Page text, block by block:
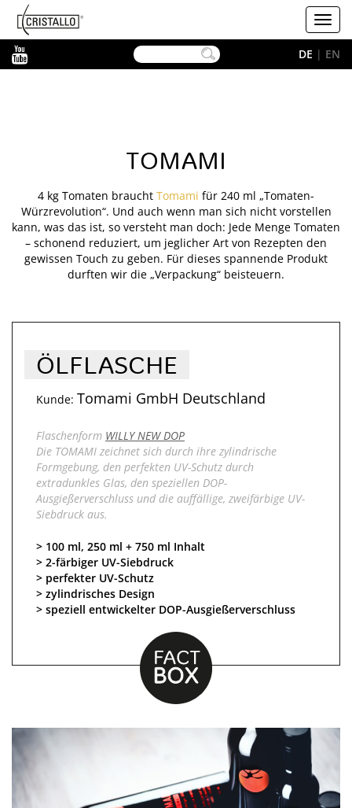
Cristallo
DE | EN
TOMAMI
4 kg Tomaten braucht Tomami für 240 ml „Tomaten-
Würzrevolution“. Und auch wenn man sich nicht vorstellen
kann, was das ist, so versteht man doch: Jede Menge Tomaten
– schonend reduziert, um jeglicher Art von Rezepten den
gewissen Touch zu geben. Für dieses spannende Produkt
durften wir die „Verpackung“ beisteuern.
ÖLFLASCHE
Kunde: Tomami GmbH Deutschland
Flaschenform WILLY NEW DOP
Die TOMAMI zeichnet sich durch ihre zylindrische
Formgebung, den perfekten UV-Schutz durch
extradunkles Glas, den speziellen DOP-
Ausgießerverschluss und die auffällige, zweifärbige UV-
Siebdruck aus.
100 ml, 250 ml + 750 ml Inhalt
2-färbiger UV-Siebdruck
perfekter UV-Schutz
zylindrisches Design
speziell entwickelter DOP-Ausgießerverschluss